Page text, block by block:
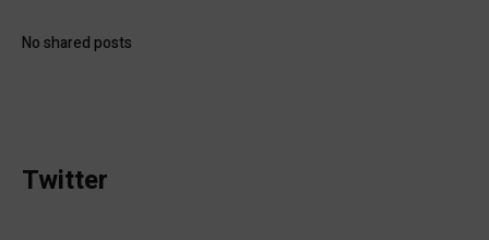
No shared posts
Twitter